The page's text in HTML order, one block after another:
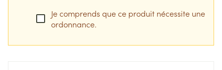
Je comprends que ce produit nécessite une
ordonnance.